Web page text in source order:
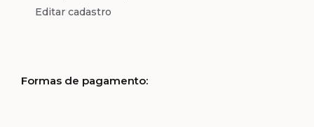
Editar cadastro
Formas de pagamento: